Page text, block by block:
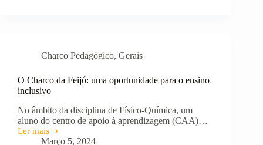
Feijó
Charco Pedagógico, Gerais
O Charco da Feijó: uma oportunidade para o ensino
inclusivo
No âmbito da disciplina de Físico-Química, um
aluno do centro de apoio à aprendizagem (CAA)…
Ler mais
O
Março 5, 2024